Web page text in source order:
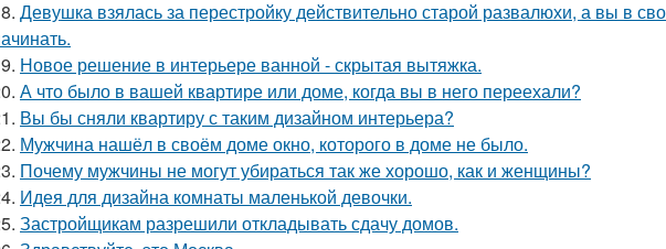
Девушка взялась за перестройку действительно старой развалюхи, а вы в
Новое решение в интерьере ванной - скрытая вытяжка.
А что было в вашей квартире или доме, когда вы в него переехали?
Вы бы сняли квартиру с таким дизайном интерьера?
Мужчина нашёл в своём доме окно, которого в доме не было.
Почему мужчины не могут убираться так же хорошо, как и женщины?
Идея для дизайна комнаты маленькой девочки.
Застройщикам разрешили откладывать сдачу домов.